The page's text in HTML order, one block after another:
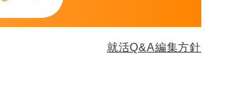
就活Q&A編集方針